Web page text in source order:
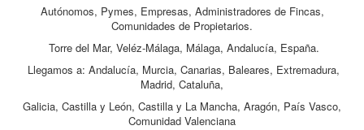
Autónomos, Pymes, Empresas, Administradores de Fincas,
Comunidades de Propietarios.
Torre del Mar, Veléz-Málaga, Málaga, Andalucía, España.
Llegamos a: Andalucía, Murcia, Canarias, Baleares, Extremadura,
Madrid, Cataluña,
Galicia, Castilla y León, Castilla y La Mancha, Aragón, País Vasco,
Comunidad Valenciana